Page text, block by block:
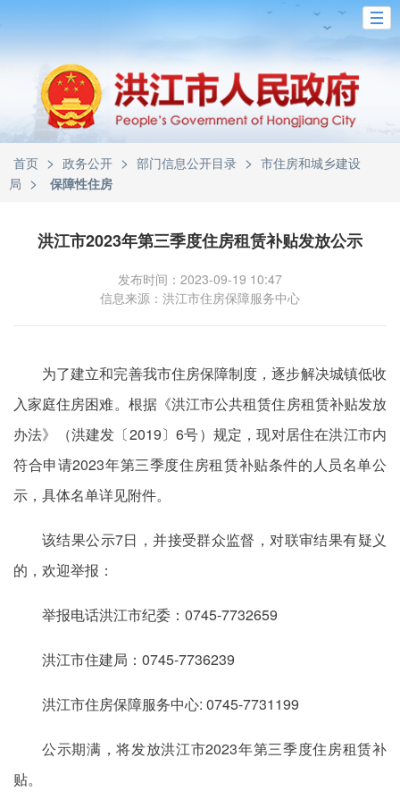
首页 > 政务公开 > 部门信息公开目录 > 市住房和城乡建设
局 > 保障性住房
洪江市2023年第三季度住房租赁补贴发放公示
发布时间：2023-09-19 10:47
信息来源：洪江市住房保障服务中心
为了建立和完善我市住房保障制度，逐步解决城镇低收
入家庭住房困难。根据《洪江市公共租赁住房租赁补贴发放
办法》（洪建发〔2019〕6号）规定，现对居住在洪江市内
符合申请2023年第三季度住房租赁补贴条件的人员名单公
示，具体名单详见附件。
该结果公示7日，并接受群众监督，对联审结果有疑义
的，欢迎举报：
举报电话洪江市纪委：0745-7732659
洪江市住建局：0745-7736239
洪江市住房保障服务中心: 0745-7731199
公示期满，将发放洪江市2023年第三季度住房租赁补
贴。